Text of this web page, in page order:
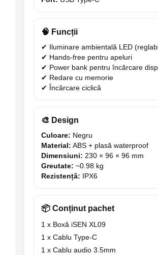
🧠 Funcții
✔ Iluminare ambientală LED
✔ Hands-free pentru apeluri
✔ Power bank pentru încărcare
✔ Redare cu memorie
✔ Încărcare ciclică
🎨 Design
Culoare: Negru
Material: ABS + plasă waterproof
Dimensiuni: 230 × 96 × 96 mm
Greutate: ~0.98 kg
Rezistență: IPX6
📦 Conținut pachet
1 x Boxă iSEN XL09
1 x Cablu Type-C
1 x Cablu audio 3.5mm